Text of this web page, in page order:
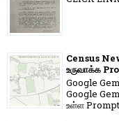
Census
உருவாக்க
Google
Google
உள்ள